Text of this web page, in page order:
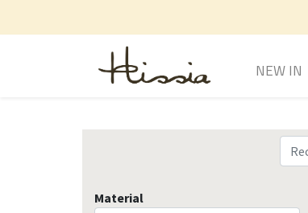
NEW IN
Material